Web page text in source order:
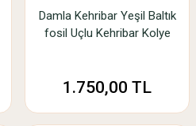
Damla Kehribar Yeşil Baltık
fosil Uçlu Kehribar Kolye
1.750,00 TL